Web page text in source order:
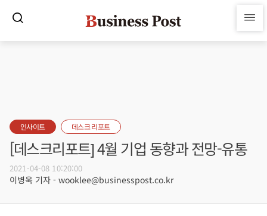
인사이트 데스크 리포트
[데스크리포트] 4월 기업 동향과 전망-유통
2021-04-08 10:20:00
이병욱 기자 - wooklee@businesspost.co.kr